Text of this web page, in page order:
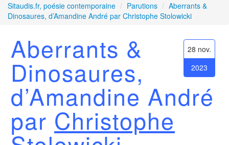
Sitaudis.fr, poésie contemporaine / Parutions / Aberrants &
Dinosaures, d’Amandine André par Christophe Stolowicki
28 nov.
2023
Aberrants &
Dinosaures,
d’Amandine André
par Christophe